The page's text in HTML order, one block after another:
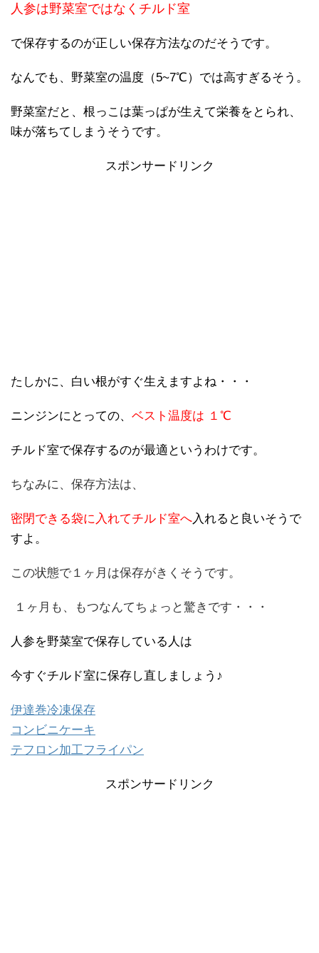
人参は野菜室ではなくチルド室
で保存するのが正しい保存方法なのだそうです。
なんでも、野菜室の温度（5~7℃）では高すぎるそう。
野菜室だと、根っこは葉っぱが生えて栄養をとられ、
味が落ちてしまうそうです。
スポンサードリンク
たしかに、白い根がすぐ生えますよね・・・
ニンジンにとっての、 ベスト温度は １℃
チルド室で保存するのが最適というわけです。
ちなみに、保存方法は、
密閉できる袋に入れてチルド室へ入れると良いそうで
すよ。
この状態で１ヶ月は保存がきくそうです。
１ヶ月も、もつなんてちょっと驚きです・・・
人参を野菜室で保存している人は
今すぐチルド室に保存し直しましょう♪
伊達巻冷凍保存
コンビニケーキ
テフロン加工フライパン
スポンサードリンク